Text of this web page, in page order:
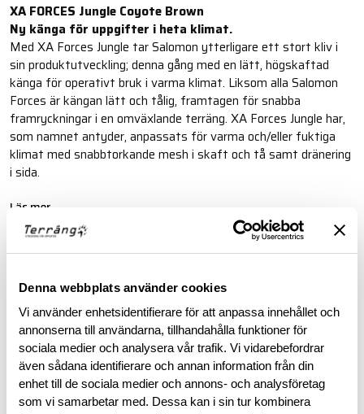
Denna webbplats använder cookies
Vi använder enhetsidentifierare för att anpassa innehållet och
annonserna till användarna, tillhandahålla funktioner för
sociala medier och analysera vår trafik. Vi vidarebefordrar
även sådana identifierare och annan information från din
enhet till de sociala medier och annons- och analysföretag
som vi samarbetar med. Dessa kan i sin tur kombinera
XA FORCES Jungle Coyote Brown
Ny känga för uppgifter i heta klimat.
Med XA Forces Jungle tar Salomon ytterligare ett stort kliv i
sin produktutveckling; denna gång med en lätt, högskaftad
känga för operativt bruk i varma klimat. Liksom alla Salomon
Forces är kängan lätt och tålig, framtagen för snabba
framryckningar i en omväxlande terräng. XA Forces Jungle har,
som namnet antyder, anpassats för varma och/eller fuktiga
klimat med snabbtorkande mesh i skaft och tå samt dränering
i sida.
Läs mer
FINNS I FÖLJANDE FÄRGER
BESKRIVNING